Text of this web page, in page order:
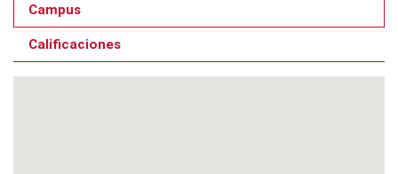
Campus
Calificaciones